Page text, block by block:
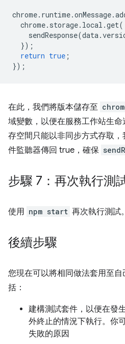
chrome. runtime.onMessage.
chrome. storage. local .get(
sendResponse(data.
});
return true ;
});
在此，我們將版本儲存至
域變數，以便在服務工作站生
存空間只能以非同步方式存取，
件監聽器傳回 true，確保
步驟 7：再次執行測
使用 npm start 再次執行測試
後續步驟
您現在可以將相同做法套用至
括：
建構測試套件，以便在發
外終止的情況下執行。你
失敗的原因